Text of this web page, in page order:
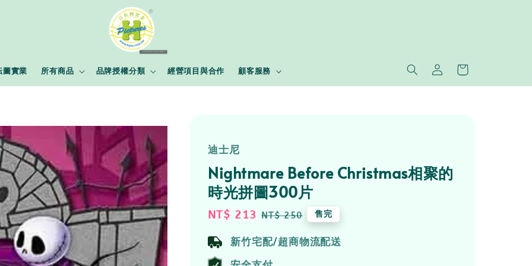
圖實業 所有商品 品牌授權分類 經營項目與合作 顧客服務
迪士尼
Nightmare Before Christmas相聚的
時光拼圖300片
Sale
NT$ 213 Regular
NT$ 250 售完
新竹宅配/超商物流配送